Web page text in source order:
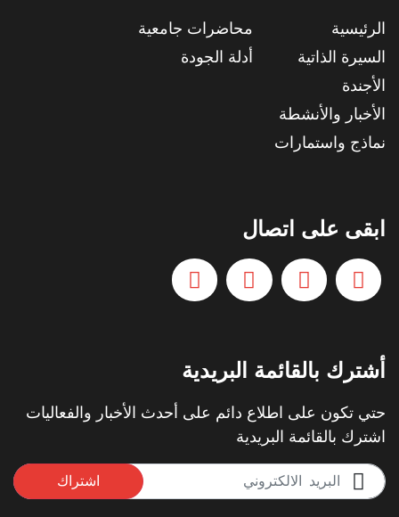
الرئيسية
السيرة الذاتية
الأجندة
الأخبار والأنشطة
نماذج واستمارات
محاضرات جامعية
أدلة الجودة
ابقى على اتصال
أشترك بالقائمة البريدية
حتي تكون على اطلاع دائم على أحدث الأخبار والفعاليات
اشترك بالقائمة البريدية
اشتراك